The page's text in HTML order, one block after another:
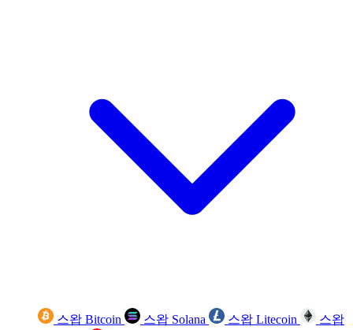
스왑 Bitcoin 스왑 Solana 스왑 Litecoin
스왑